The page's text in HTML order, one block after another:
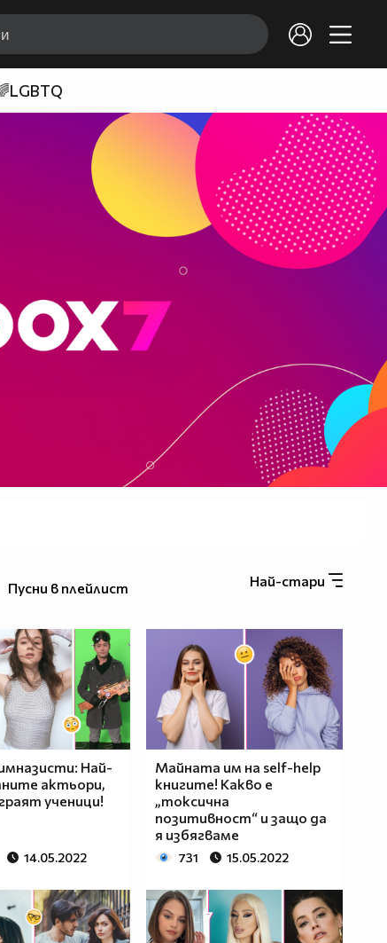
Най-стари
Пусни в плейлист
Най-
актьори,
ученици!
14.05.2022
Майната им на self-help
книгите! Какво е
„токсична
позитивност“ и защо да
я избягваме
731 15.05.2022